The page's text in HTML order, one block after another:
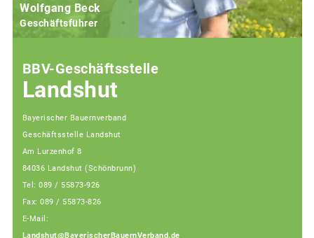
Wolfgang Beck
Geschäftsführer
BBV-Geschäftsstelle
Landshut
Bayerischer Bauernverband
Geschäftsstelle Landshut
Am Lurzenhof 8
84036 Landshut (Schönbrunn)
Tel: 089 / 55873-926
Fax: 089 / 55873-826
E-Mail:
Landshut@BayerischerBauernVerband.de